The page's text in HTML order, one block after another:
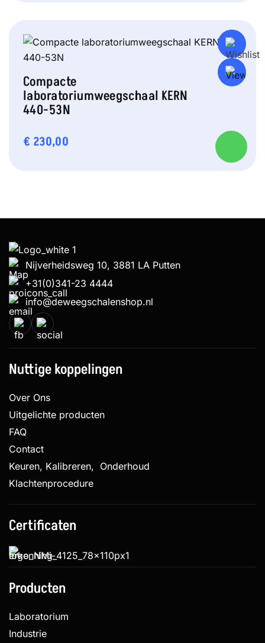
Compacte
laboratoriumweegschaal KERN
440-53N
€ 230,00
Nijverheidsweg 10, 3881 LA Putten
+31(0)341-23 4444
info@deweegschalenshop.nl
Nuttige koppelingen
Over Ons
Uitgelichte producten
FAQ
Contact
Keuren, Kalibreren, Onderhoud
Klachtenprocedure
Certificaten
Producten
Laboratorium
Industrie